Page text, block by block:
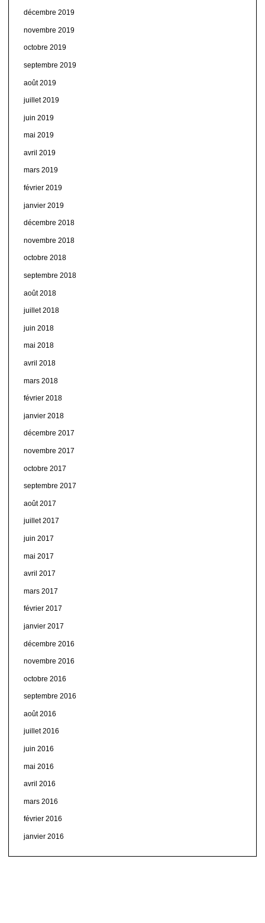
décembre 2019
novembre 2019
octobre 2019
septembre 2019
août 2019
juillet 2019
juin 2019
mai 2019
avril 2019
mars 2019
février 2019
janvier 2019
décembre 2018
novembre 2018
octobre 2018
septembre 2018
août 2018
juillet 2018
juin 2018
mai 2018
avril 2018
mars 2018
février 2018
janvier 2018
décembre 2017
novembre 2017
octobre 2017
septembre 2017
août 2017
juillet 2017
juin 2017
mai 2017
avril 2017
mars 2017
février 2017
janvier 2017
décembre 2016
novembre 2016
octobre 2016
septembre 2016
août 2016
juillet 2016
juin 2016
mai 2016
avril 2016
mars 2016
février 2016
janvier 2016